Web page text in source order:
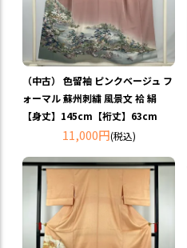
（中古） 色留袖 ピンクベージュ フ
ォーマル 蘇州刺繍 風景文 袷 絹
【身丈】145cm【裄丈】63cm
11,000円(税込)